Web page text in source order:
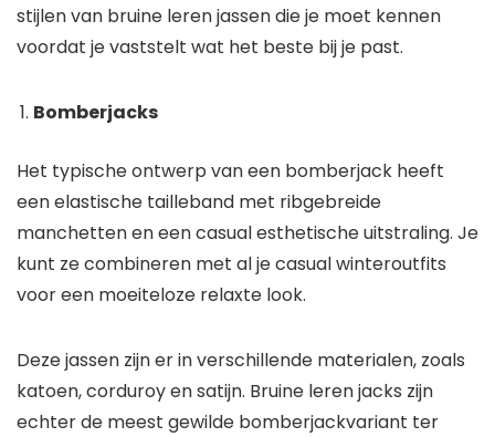
stijlen van bruine leren jassen die je moet kennen
voordat je vaststelt wat het beste bij je past.
Bomberjacks
Het typische ontwerp van een bomberjack heeft
een elastische tailleband met ribgebreide
manchetten en een casual esthetische uitstraling. Je
kunt ze combineren met al je casual winteroutfits
voor een moeiteloze relaxte look.
Deze jassen zijn er in verschillende materialen, zoals
katoen, corduroy en satijn. Bruine leren jacks zijn
echter de meest gewilde bomberjackvariant ter